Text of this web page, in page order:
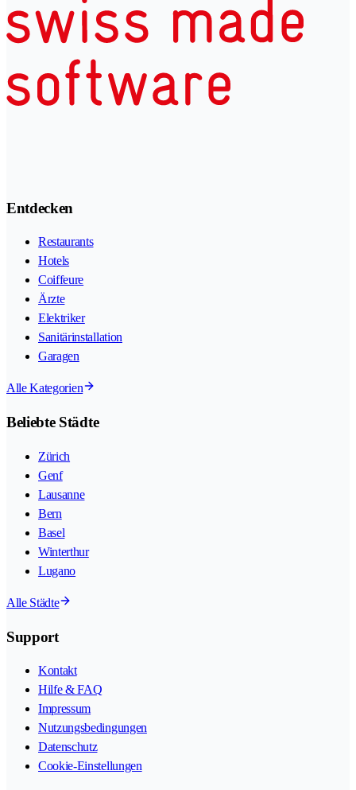
Entdecken
Restaurants
Hotels
Coiffeure
Ärzte
Elektriker
Sanitärinstallation
Garagen
Alle Kategorien
Beliebte Städte
Zürich
Genf
Lausanne
Bern
Basel
Winterthur
Lugano
Alle Städte
Support
Kontakt
Hilfe & FAQ
Impressum
Nutzungsbedingungen
Datenschutz
Cookie-Einstellungen